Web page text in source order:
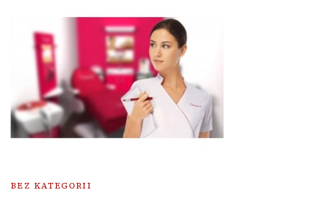
BEZ KATEGORII